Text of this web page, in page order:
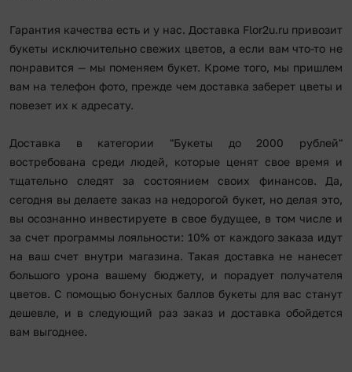
Гарантия качества есть и у нас. Доставка Flor2u.ru привозит
букеты исключительно свежих цветов, а если вам что-то не
понравится — мы поменяем букет. Кроме того, мы пришлем
вам на телефон фото, прежде чем доставка заберет цветы и
повезет их к адресату.
Доставка в категории "Букеты до 2000 рублей"
востребована среди людей, которые ценят свое время и
тщательно следят за состоянием своих финансов. Да,
сегодня вы делаете заказ на недорогой букет, но делая это,
вы осознанно инвестируете в свое будущее, в том числе и
за счет программы лояльности: 10% от каждого заказа идут
на ваш счет внутри магазина. Такая доставка не нанесет
большого урона вашему бюджету, и порадует получателя
цветов. С помощью бонусных баллов букеты для вас станут
дешевле, и в следующий раз заказ и доставка обойдется
вам выгоднее.